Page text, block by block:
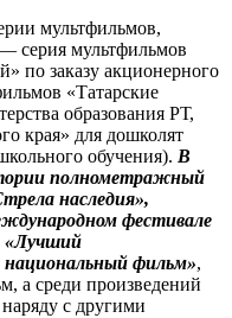
мультфильмов,
серия мультфильмов
по заказу акционерного
«Татарские
образования РТ,
края» для дошколят
обучения). В
полнометражный
наследия»,
фестивале
«Лучший
фильм»,
а среди произведений
с другими